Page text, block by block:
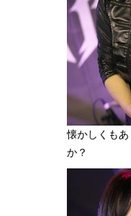
懐かしくも
か？